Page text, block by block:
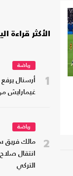
الأكثر قراءة
1
رياضة
أرسنال
غيمارايش
2
رياضة
مالك فريق
انتقال
التركي